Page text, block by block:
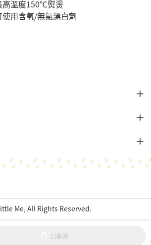
已售完
高溫度150℃熨燙
用含氧/無氯漂白劑
Me, All Rights Reserved.
企業股份有限公司 All Rights Reserved.
LiteShop